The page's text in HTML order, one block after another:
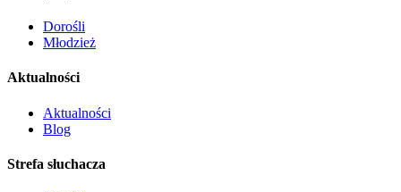
Dorośli
Młodzież
Aktualności
Aktualności
Blog
Strefa słuchacza